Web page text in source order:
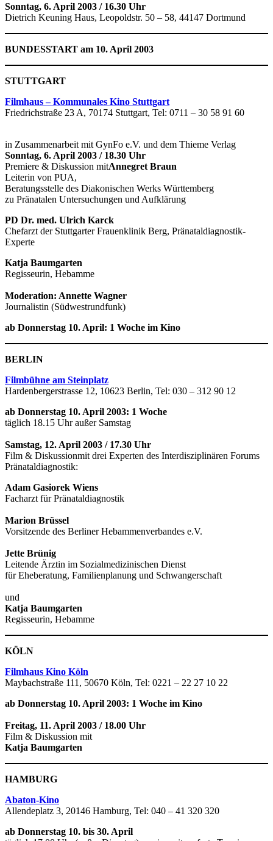
Sonntag, 6. April 2003 / 16.30 Uhr
Dietrich Keuning Haus, Leopoldstr. 50 – 58, 44147 Dortmund
BUNDESSTART am 10. April 2003
STUTTGART
Filmhaus – Kommunales Kino Stuttgart
Friedrichstraße 23 A, 70174 Stuttgart, Tel: 0711 – 30 58 91 60
in Zusammenarbeit mit GynFo e.V. und dem Thieme Verlag
Sonntag, 6. April 2003 / 18.30 Uhr
Premiere & Diskussion mitAnnegret Braun
Leiterin von PUA,
Beratungsstelle des Diakonischen Werks Württemberg
zu Pränatalen Untersuchungen und Aufklärung
PD Dr. med. Ulrich Karck
Chefarzt der Stuttgarter Frauenklinik Berg, Pränataldiagnostik-
Experte
Katja Baumgarten
Regisseurin, Hebamme
Moderation: Annette Wagner
Journalistin (Südwestrundfunk)
ab Donnerstag 10. April: 1 Woche im Kino
BERLIN
Filmbühne am Steinplatz
Hardenbergerstrasse 12, 10623 Berlin, Tel: 030 – 312 90 12
ab Donnerstag 10. April 2003: 1 Woche
täglich 18.15 Uhr außer Samstag
Samstag, 12. April 2003 / 17.30 Uhr
Film & Diskussionmit drei Experten des Interdisziplinären Forums
Pränataldiagnostik:
Adam Gasiorek Wiens
Facharzt für Pränataldiagnostik
Marion Brüssel
Vorsitzende des Berliner Hebammenverbandes e.V.
Jette Brünig
Leitende Ärztin im Sozialmedizinischen Dienst
für Eheberatung, Familienplanung und Schwangerschaft
und
Katja Baumgarten
Regisseurin, Hebamme
KÖLN
Filmhaus Kino Köln
Maybachstraße 111, 50670 Köln, Tel: 0221 – 22 27 10 22
ab Donnerstag 10. April 2003: 1 Woche im Kino
Freitag, 11. April 2003 / 18.00 Uhr
Film & Diskussion mit
Katja Baumgarten
HAMBURG
Abaton-Kino
Allendeplatz 3, 20146 Hamburg, Tel: 040 – 41 320 320
ab Donnerstag 10. bis 30. April